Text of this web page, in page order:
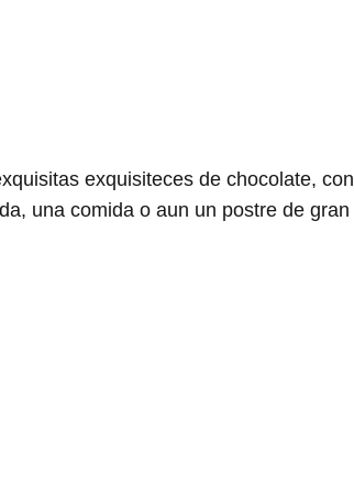
exquisiteces de chocolate, con
una comida o aun un postre de gran